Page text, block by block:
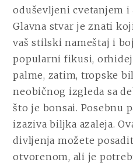
oduševljeni cvetanjem
Glavna stvar je znati
vaš stilski nameštaj i
popularni fikusi,
palme, zatim, tropske
neobičnog izgleda sa
što je bonsai. Posebnu
izaziva biljka azaleja.
divljenja možete
otvorenom, ali je